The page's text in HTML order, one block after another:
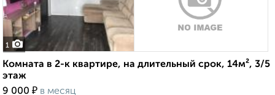
1
Комната в 2-к квартире, на длительный срок, 14м², 3/5
этаж
9 000 ₽ в месяц